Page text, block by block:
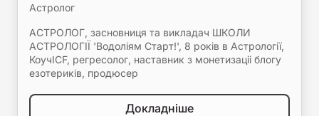
Астролог
АСТРОЛОГ, засновниця та викладач ШКОЛИ
АСТРОЛОГІЇ 'Водоліям Старт!', 8 років в Астрології,
КоучICF, регресолог, наставник з монетизаціі блогу
езотериків, продюсер
Докладніше